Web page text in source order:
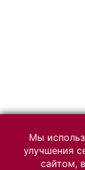
Мы
улучшения
сайтом,